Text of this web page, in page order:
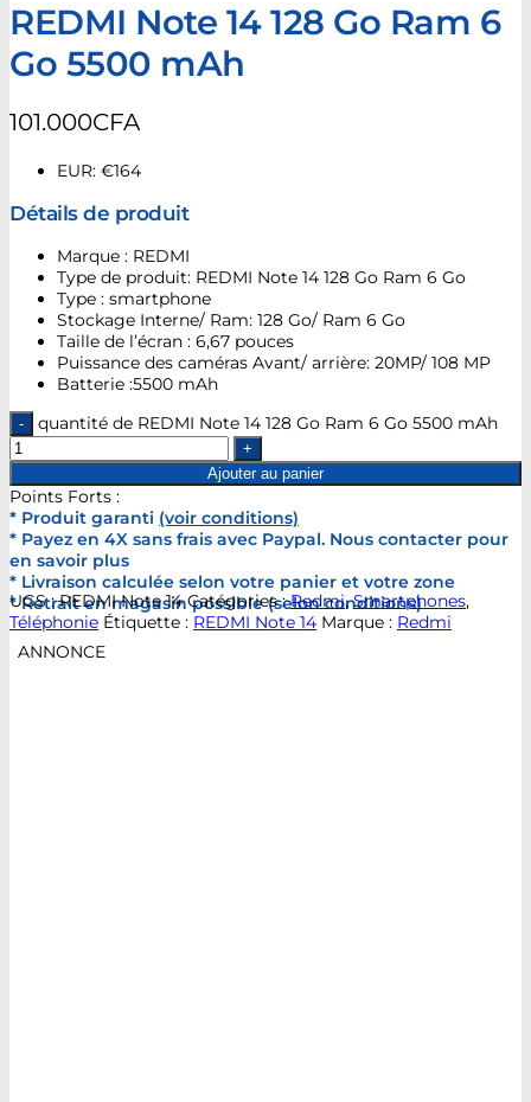
REDMI Note 14 128 Go Ram 6
Go 5500 mAh
101.000CFA
EUR: €164
Détails de produit
Marque : REDMI
Type de produit: REDMI Note 14 128 Go Ram 6 Go
Type : smartphone
Stockage Interne/ Ram: 128 Go/ Ram 6 Go
Taille de l’écran : 6,67 pouces
Puissance des caméras Avant/ arrière: 20MP/ 108 MP
Batterie :5500 mAh
quantité de REDMI Note 14 128 Go Ram 6 Go 5500 mAh
Ajouter au panier
Points Forts :
* Produit garanti (voir conditions)
* Payez en 4X sans frais avec Paypal. Nous contacter pour
en savoir plus
* Livraison calculée selon votre panier et votre zone
* Retrait en magasin possible (selon conditions)
UGS :REDMI Note 14 Catégories :Redmi,Smartphones,
Téléphonie Étiquette : REDMI Note 14 Marque : Redmi
ANNONCE